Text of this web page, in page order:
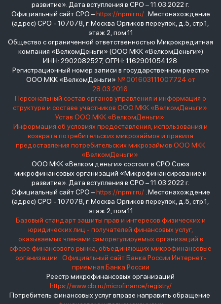
развитие». Дата вступления в СРО – 11.03.2022 г.
Официальный сайт СРО –https://npmir.ru/. Местонахождение
(адрес) СРО - 107078, г. Москва Орликов переулок, д.5, стр.1,
этаж 2, пом.11
Общество с ограниченной ответственностью Микрокредитная
компания «ВелкомДеньги» (ООО МКК «ВелкомДеньги»)
ИНН: 2902082527, ОГРН: 1162901054128
Регистрационный номер записи в государственном реестре
ООО МКК «ВелкомДеньги» № 001603111007724 от
28.03.2016
Персональный состав органов управления и информация о
структуре и составе участников ООО МКК «ВелкомДеньги»
Устав ООО МКК «ВелкомДеньги»
Информация об условиях предоставления, использования и
возврата потребительских микрозаймов и правила
предоставления потребительских микрозаймов ООО МКК
«ВелкомДеньги»
ООО МКК «Велком деньги» состоит в СРО Союз
микрофинансовых организаций «Микрофинансирование и
развитие». Дата вступления в СРО – 11.03.2022 г.
Официальный сайт СРО –https://npmir.ru/. Местонахождение
(адрес) СРО - 107078, г. Москва Орликов переулок, д.5, стр.1,
этаж 2, пом.11
Базовый стандарт защиты прав и интересов физических и
юридических лиц - получателей финансовых услуг,
оказываемых членами саморегулируемых организаций в
сфере финансового рынка, объединяющих микрофинансовые
организации
Официальный сайт Банка России Интернет-
приемная Банка России
Реестр микрофинансовых организаций
https://www.cbr.ru/microfinance/registry/
Потребитель финансовых услуг вправе направить обращение